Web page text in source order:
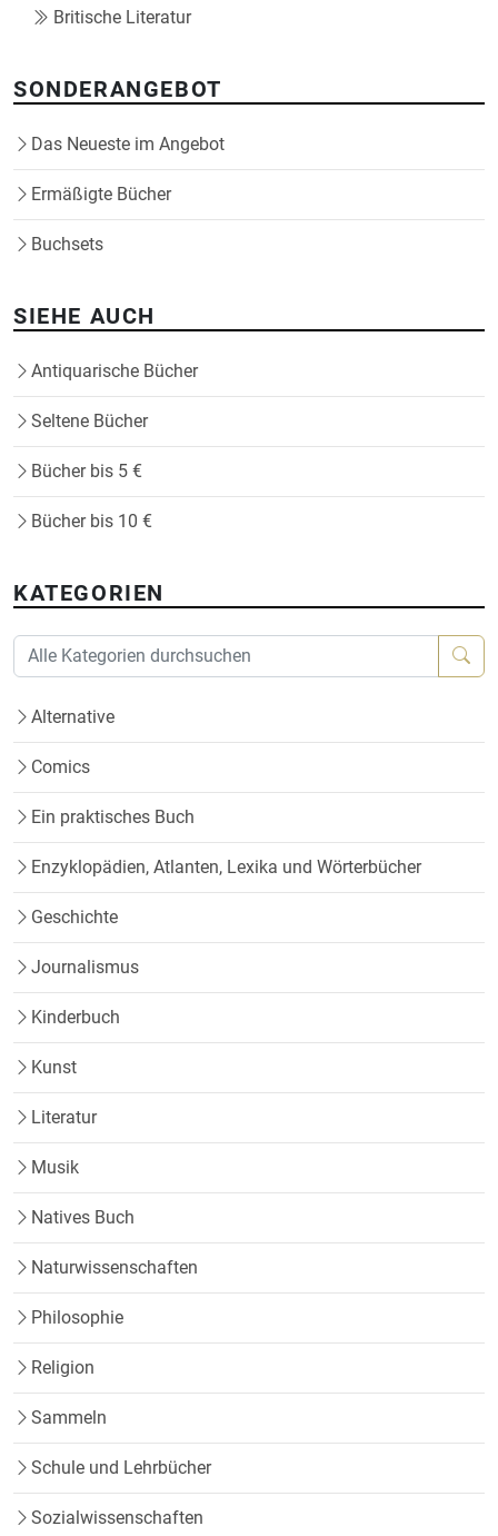
Britische Literatur
SONDERANGEBOT
Das Neueste im Angebot
Ermäßigte Bücher
Buchsets
SIEHE AUCH
Antiquarische Bücher
Seltene Bücher
Bücher bis 5 €
Bücher bis 10 €
KATEGORIEN
Alternative
Comics
Ein praktisches Buch
Enzyklopädien, Atlanten, Lexika und Wörterbücher
Geschichte
Journalismus
Kinderbuch
Kunst
Literatur
Musik
Natives Buch
Naturwissenschaften
Philosophie
Religion
Sammeln
Schule und Lehrbücher
Sozialwissenschaften